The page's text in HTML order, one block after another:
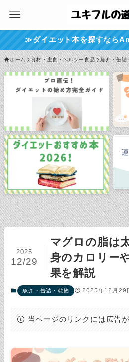
≫ダイエット本を探すなら
ホーム 食材・主食・ヘルシー食品 魚介・缶詰
マグロの脂は
身のカロリー
果を解説
2025
12/29
魚介・缶詰・乾物 2025年12月29
当ページのリンクには広告